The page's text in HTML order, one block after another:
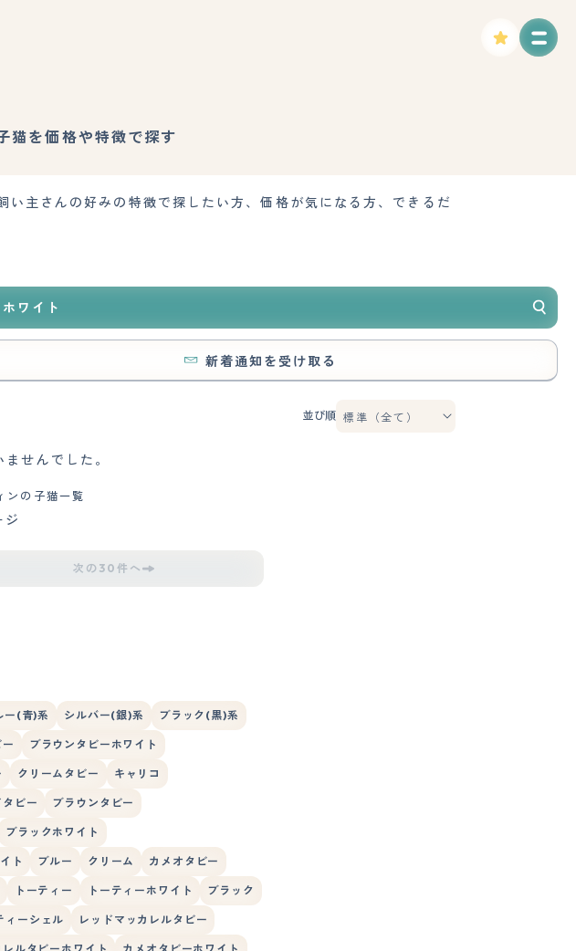
猫を価格や特徴で探す
主さんの好みの特徴で探したい方、価格が気になる方、できるだ
ワイト
新着通知を受け取る
並び順
せんでした。
ンの子猫一覧
ジ
次の30件へ
ー(青)系 シルバー(銀)系 ブラック(黒)系
ブラウンタビーホワイト
クリームタビー キャリコ
ビー ブラウンタビー
ブラックホワイト
ト ブルー クリーム カメオタビー
トーティー トーティーホワイト ブラック
ィーシェル レッドマッカレルタビー